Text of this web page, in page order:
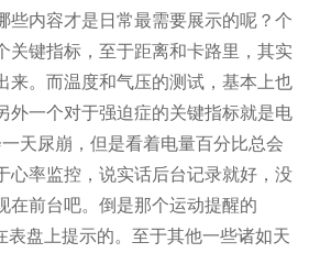
些内容才是日常最需要展示的呢？个
关键指标，至于距离和卡路里，其实
来。而温度和气压的测试，基本上也
外一个对于强迫症的关键指标就是电
天尿崩，但是看着电量百分比总会
心率监控，说实话后台记录就好，没
在前台吧。倒是那个运动提醒的
表盘上提示的。至于其他一些诸如天